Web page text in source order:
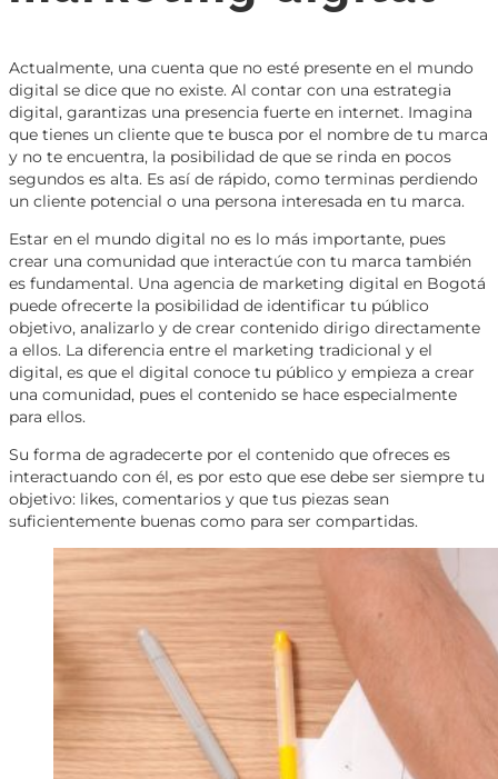
Actualmente, una cuenta que no esté presente en el mundo
digital se dice que no existe. Al contar con una estrategia
digital, garantizas una presencia fuerte en internet. Imagina
que tienes un cliente que te busca por el nombre de tu marca
y no te encuentra, la posibilidad de que se rinda en pocos
segundos es alta. Es así de rápido, como terminas perdiendo
un cliente potencial o una persona interesada en tu marca.
Estar en el mundo digital no es lo más importante, pues
crear una comunidad que interactúe con tu marca también
es fundamental. Una agencia de marketing digital en Bogotá
puede ofrecerte la posibilidad de identificar tu público
objetivo, analizarlo y de crear contenido dirigo directamente
a ellos. La diferencia entre el marketing tradicional y el
digital, es que el digital conoce tu público y empieza a crear
una comunidad, pues el contenido se hace especialmente
para ellos.
Su forma de agradecerte por el contenido que ofreces es
interactuando con él, es por esto que ese debe ser siempre tu
objetivo: likes, comentarios y que tus piezas sean
suficientemente buenas como para ser compartidas.